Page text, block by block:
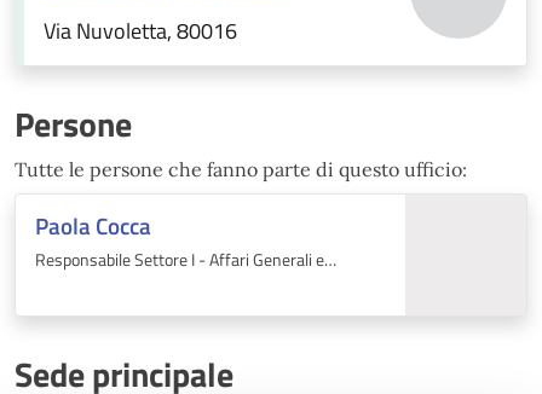
Via Nuvoletta, 80016
Persone
Tutte le persone che fanno parte di questo ufficio:
Paola Cocca
Responsabile Settore I - Affari Generali e
Sede principale